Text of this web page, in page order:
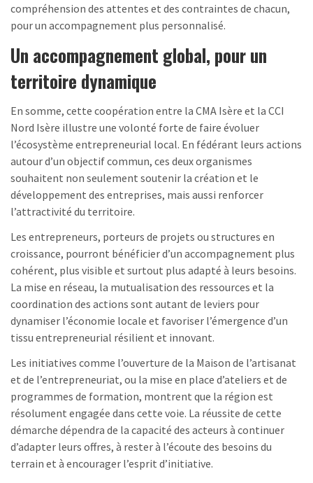
compréhension des attentes et des contraintes de chacun,
pour un accompagnement plus personnalisé.
Un accompagnement global, pour un
territoire dynamique
En somme, cette coopération entre la CMA Isère et la CCI
Nord Isère illustre une volonté forte de faire évoluer
l’écosystème entrepreneurial local. En fédérant leurs actions
autour d’un objectif commun, ces deux organismes
souhaitent non seulement soutenir la création et le
développement des entreprises, mais aussi renforcer
l’attractivité du territoire.
Les entrepreneurs, porteurs de projets ou structures en
croissance, pourront bénéficier d’un accompagnement plus
cohérent, plus visible et surtout plus adapté à leurs besoins.
La mise en réseau, la mutualisation des ressources et la
coordination des actions sont autant de leviers pour
dynamiser l’économie locale et favoriser l’émergence d’un
tissu entrepreneurial résilient et innovant.
Les initiatives comme l’ouverture de la Maison de l’artisanat
et de l’entrepreneuriat, ou la mise en place d’ateliers et de
programmes de formation, montrent que la région est
résolument engagée dans cette voie. La réussite de cette
démarche dépendra de la capacité des acteurs à continuer
d’adapter leurs offres, à rester à l’écoute des besoins du
terrain et à encourager l’esprit d’initiative.